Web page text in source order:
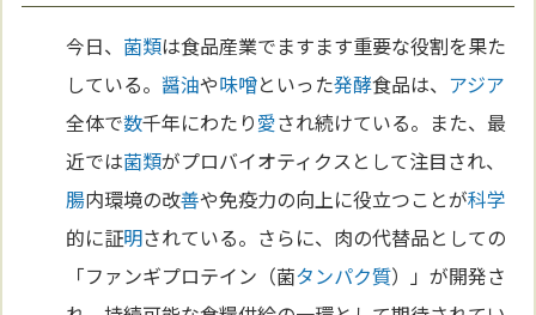
今日、 菌類は食品産業でますます重要な役割を果た
している。醤油や味噌といった発酵食品は、 アジア
全体で数千年にわたり愛され続けている。また、最
近では菌類がプロバイオティクスとして注目され、
腸内環境の改善や免疫力の向上に役立つことが科学
的に証明されている。さらに、肉の代替品としての
「ファンギプロテイン（菌タンパク質）」が開発さ